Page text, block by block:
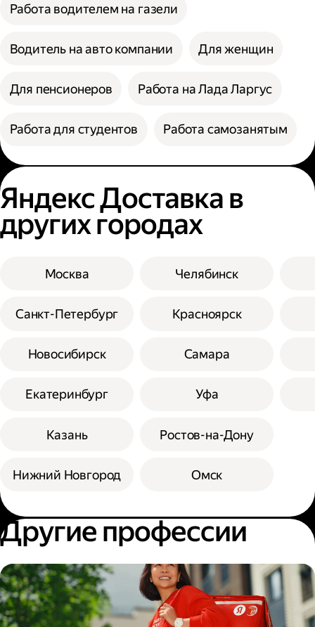
Работа водителем на газели
Водитель на авто компании Для женщин
Для пенсионеров Работа на Лада Ларгус
Работа для студентов Работа самозанятым
Яндекс Доставка в
других городах
Москва
Санкт-Петербург
Новосибирск
Екатеринбург
Казань
Нижний Новгород
Челябинск
Красноярск
Самара
Уфа
Ростов-на-Дону
Омск
Другие профессии